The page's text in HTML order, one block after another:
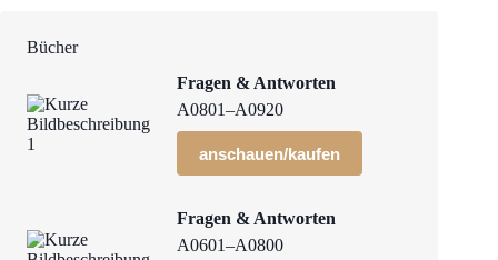
Bücher
Fragen & Antworten
A0801–A0920
anschauen/kaufen
Fragen & Antworten
A0601–A0800